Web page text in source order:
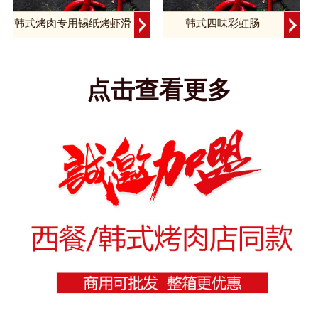
韩式烤肉专用锡纸烤虾滑 韩式四味彩虹肠
点击查看更多